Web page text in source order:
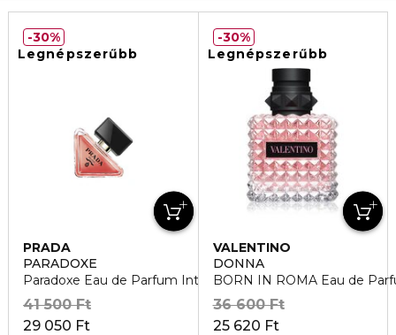
Legnépszerűbb
PRADA
PARADOXE
Paradoxe Eau de Parfum Intense
29 050 Ft
41 500 Ft
30%
Legnépszerűbb
VALENTINO
DONNA
BORN IN ROMA Eau de
25 620 Ft
36 600 Ft
30%